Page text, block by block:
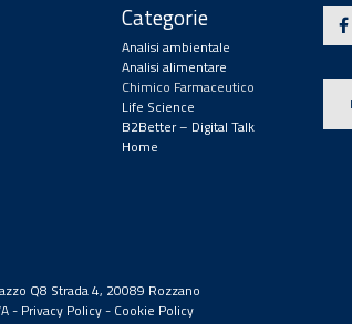
Categorie
Analisi ambientale
Analisi alimentare
Chimico Farmaceutico
Life Science
B2Better – Digital Talk
Home
Q8 Strada 4, 20089 Rozzano
- Privacy Policy- Cookie Policy